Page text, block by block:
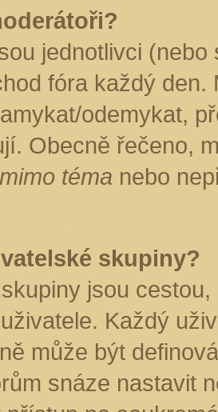
jednotlivci
fóra každý
odemykat,
Obecně řečeno,
mimo téma nebo
skupiny?
jsou
Každý
může být
snáze nastavit